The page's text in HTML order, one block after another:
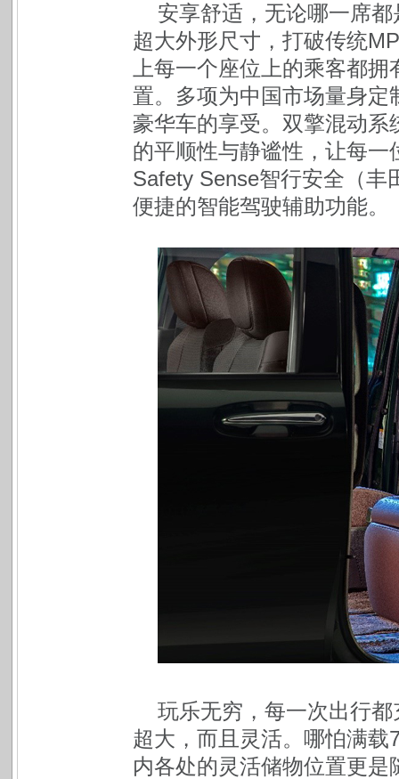
安享舒适，无论哪一席
超大外形尺寸，打破传统
上每一个座位上的乘客都
置。多项为中国市场量身
豪华车的享受。双擎混动
的平顺性与静谧性，让每一
Safety Sense智行安全（丰
便捷的智能驾驶辅助功能。
玩乐无穷，每一次出行
超大，而且灵活。哪怕满
内各处的灵活储物位置更